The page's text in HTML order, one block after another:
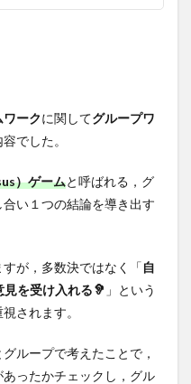
ークに関してグループワ
でした。
）ゲームと呼ばれる，グ
い１つの結論を導き出す
が，多数決ではなく「自
見を受け入れる🦻 」という
されます。
ループで考えたことで，
ったかチェックし，グル